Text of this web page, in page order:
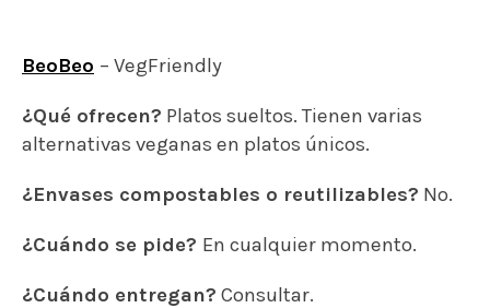
BeoBeo – VegFriendly
¿Qué ofrecen? Platos sueltos. Tienen varias
alternativas veganas en platos únicos.
¿Envases compostables o reutilizables? No.
¿Cuándo se pide? En cualquier momento.
¿Cuándo entregan? Consultar.